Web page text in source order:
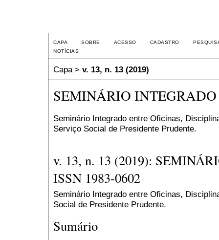
CAPA SOBRE ACESSO CADASTRO
NOTÍCIAS
Capa> v. 13, n. 13 (2019)
SEMINÁRIO INTEGRADO
Seminário Integrado entre Oficinas,
Serviço Social de Presidente Prudente.
v. 13, n. 13 (2019):
ISSN 1983-0602
Seminário Integrado entre Oficinas,
Social de Presidente Prudente.
Sumário